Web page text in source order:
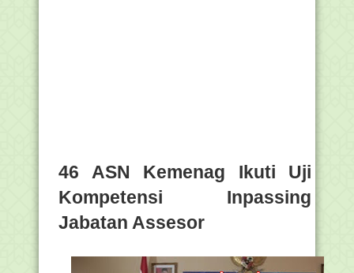
46 ASN Kemenag Ikuti Uji
Kompetensi Inpassing
Jabatan Assesor